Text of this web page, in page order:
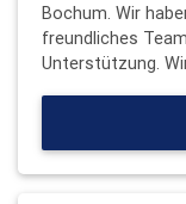
Bochum. Wir
freundliches
Unterstützung.